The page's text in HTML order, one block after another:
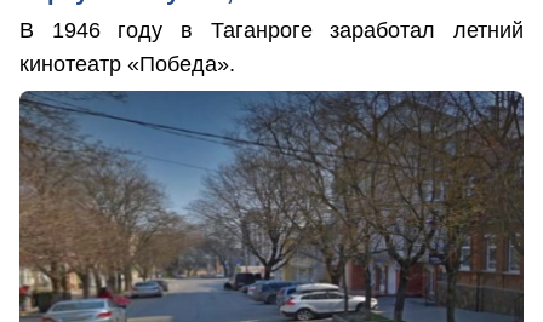
В 1946 году в Таганроге заработал летний
кинотеатр «Победа».